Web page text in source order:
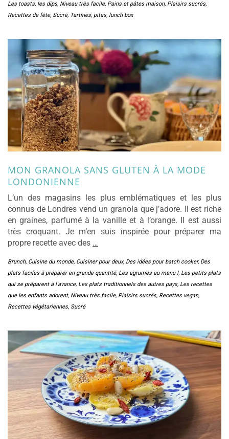
Les toasts, les dips, Niveau très facile, Pains et pâtes maison, Plaisirs sucrés,
Recettes de fête, Sucré, Tartines, pitas, lunch box
MON GRANOLA SANS GLUTEN À LA MODE
LONDONIENNE
L’un des magasins les plus emblématiques et les plus
connus de Londres vend un granola que j’adore. Il est riche
en graines, parfumé à la vanille et à l’orange. Il est aussi
très croquant. Je m’en suis inspirée pour préparer ma
propre recette avec des …
Brunch, Cuisine du monde, Cuisiner pour deux, Des idées pour batch cooker, Des
plats faciles à préparer en grande quantité, Les agrumes au menu !, Les petits plats
qui se préparent à l'avance, Les plats traditionnels des autres pays, Les recettes
que les enfants adorent, Niveau très facile, Plaisirs sucrés, Recettes vegan,
Recettes végétariennes, Sucré